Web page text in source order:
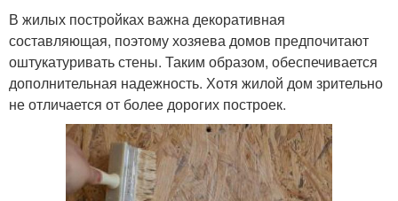
В жилых постройках важна декоративная
составляющая, поэтому хозяева домов предпочитают
оштукатуривать стены. Таким образом, обеспечивается
дополнительная надежность. Хотя жилой дом зрительно
не отличается от более дорогих построек.